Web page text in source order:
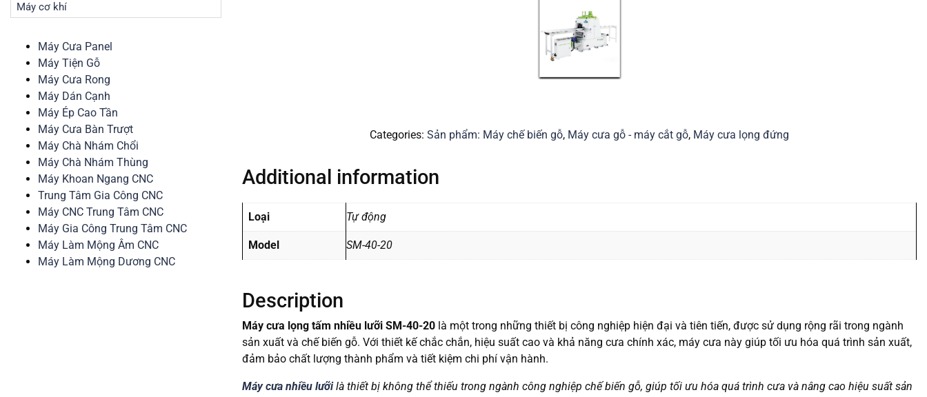
Máy cơ khí
Máy Cưa Panel
Máy Tiện Gỗ
Máy Cưa Rong
Máy Dán Cạnh
Máy Ép Cao Tần
Máy Cưa Bàn Trượt
Máy Chà Nhám Chổi
Máy Chà Nhám Thùng
Máy Khoan Ngang CNC
Trung Tâm Gia Công CNC
Máy CNC Trung Tâm CNC
Máy Gia Công Trung Tâm CNC
Máy Làm Mộng Âm CNC
Máy Làm Mộng Dương CNC
Categories: Sản phẩm: Máy chế biến gỗ, Máy cưa gỗ - máy cắt gỗ, Máy cưa lọng đứng
Description
Máy cưa lọng tấm nhiều lưỡi SM-40-20 là một trong những thiết bị công nghiệp hiện đại và tiên tiến, được sử dụng rộng rãi trong ngành
sản xuất và chế biến gỗ. Với thiết kế chắc chắn, hiệu suất cao và khả năng cưa chính xác, máy cưa này giúp tối ưu hóa quá trình sản xuất,
đảm bảo chất lượng thành phẩm và tiết kiệm chi phí vận hành.
Máy cưa nhiều lưỡilà thiết bị không thể thiếu trong ngành công nghiệp chế biến gỗ, giúp tối ưu hóa quá trình cưa và nâng cao hiệu suất sản
Additional information
Loại Tự động
Model SM-40-20